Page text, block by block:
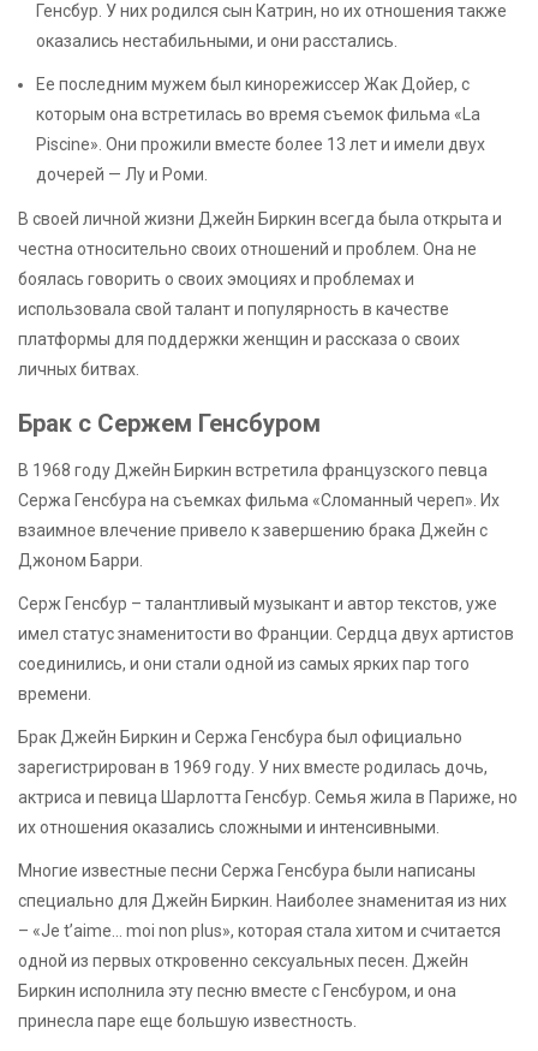
Генсбур. У них родился сын Катрин, но их отношения также
оказались нестабильными, и они расстались.
Ее последним мужем был кинорежиссер Жак Дойер, с
которым она встретилась во время съемок фильма «La
Piscine». Они прожили вместе более 13 лет и имели двух
дочерей — Лу и Роми.
В своей личной жизни Джейн Биркин всегда была открыта и
честна относительно своих отношений и проблем. Она не
боялась говорить о своих эмоциях и проблемах и
использовала свой талант и популярность в качестве
платформы для поддержки женщин и рассказа о своих
личных битвах.
Брак с Сержем Генсбуром
В 1968 году Джейн Биркин встретила французского певца
Сержа Генсбура на съемках фильма «Сломанный череп». Их
взаимное влечение привело к завершению брака Джейн с
Джоном Барри.
Серж Генсбур – талантливый музыкант и автор текстов, уже
имел статус знаменитости во Франции. Сердца двух артистов
соединились, и они стали одной из самых ярких пар того
времени.
Брак Джейн Биркин и Сержа Генсбура был официально
зарегистрирован в 1969 году. У них вместе родилась дочь,
актриса и певица Шарлотта Генсбур. Семья жила в Париже, но
их отношения оказались сложными и интенсивными.
Многие известные песни Сержа Генсбура были написаны
специально для Джейн Биркин. Наиболее знаменитая из них
– «Je t’aime… moi non plus», которая стала хитом и считается
одной из первых откровенно сексуальных песен. Джейн
Биркин исполнила эту песню вместе с Генсбуром, и она
принесла паре еще большую известность.